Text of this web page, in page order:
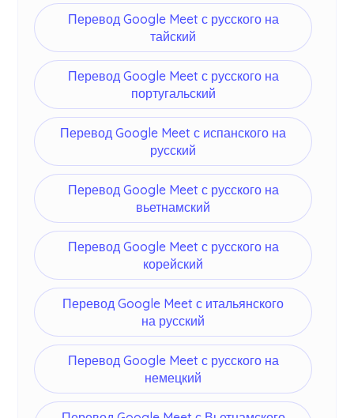
Перевод Google Meet с русского на
тайский
Перевод Google Meet с русского на
португальский
Перевод Google Meet с испанского на
русский
Перевод Google Meet с русского на
вьетнамский
Перевод Google Meet с русского на
корейский
Перевод Google Meet с итальянского
на русский
Перевод Google Meet с русского на
немецкий